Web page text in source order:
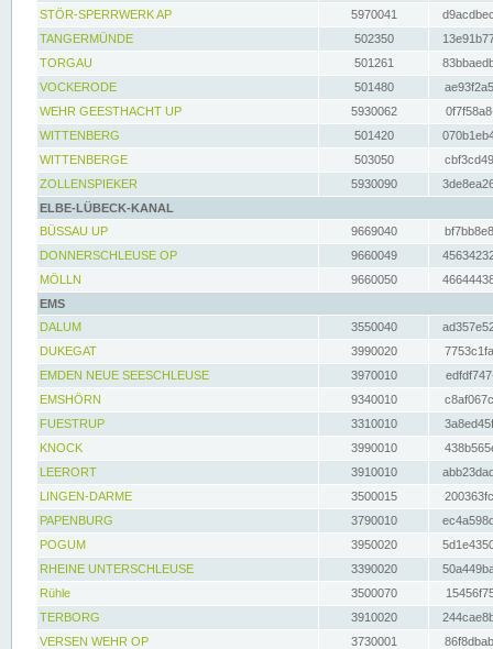
STÖR-SPERRWERK AP 5970041
TANGERMÜNDE
502350
TORGAU
501261
VOCKERODE
501480
WEHR GEESTHACHT UP
5930062
WITTENBERG
501420
WITTENBERGE
503050
ZOLLENSPIEKER
5930090
ELBE-LÜBECK-KANAL
BÜSSAU UP
9669040
DONNERSCHLEUSE OP
9660049
MÖLLN
9660050
EMS
DALUM
3550040
DUKEGAT
3990020
EMDEN NEUE SEESCHLEUSE
3970010
EMSHÖRN
9340010
FUESTRUP
3310010
KNOCK
3990010
LEERORT
3910010
LINGEN-DARME
3500015
PAPENBURG
3790010
POGUM
3950020
RHEINE UNTERSCHLEUSE
3390020
Rühle
3500070
TERBORG
3910020
VERSEN WEHR OP
3730001